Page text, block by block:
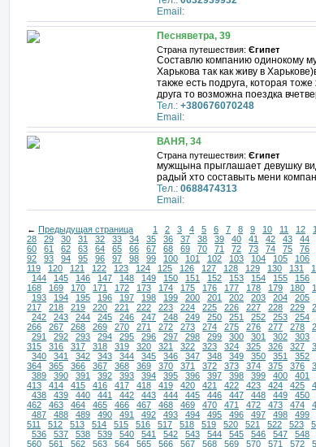
Email:
Песняветра, 39
Страна путешествия: Єгипет
Составлю компанию одинокому
Харькова так как живу в
также есть подруга, которая
друга то возможна поездка
Тел.: +380676070248
Email:
ВАНЯ, 34
Страна путешествия: Єгипет
мужщына прыглашает девушку
радый хто составыть мени
Тел.: 0688474313
Email:
← Предыдущая страница 1 2 3 4 5 6 7 8 9 10 11 12
28
29 30 31 32 33 34 35 36 37 38 39 40 41 42 43 44
60
61 62 63 64 65 66 67 68 69 70 71 72 73 74 75 76
92
93 94 95 96 97 98 99 100 101 102 103 104 105 106
119
120 121 122 123 124 125 126 127 128 129 130 131
144
145 146 147 148 149 150 151 152 153 154 155 156
168
169 170 171 172 173 174 175 176 177 178 179 180
193
194 195 196 197 198 199 200 201 202 203 204 205
217
218 219 220 221 222 223 224 225 226 227 228 229
242
243 244 245 246 247 248 249 250 251 252 253 254
266
267 268 269 270 271 272 273 274 275 276 277 278
291
292 293 294 295 296 297 298 299 300 301 302 303
315
316 317 318 319 320 321 322 323 324 325 326 327
340
341 342 343 344 345 346 347 348 349 350 351 352
364
365 366 367 368 369 370 371 372 373 374 375 376
389
390 391 392 393 394 395 396 397 398 399 400 401
413
414 415 416 417 418 419 420 421 422 423 424 425
438
439 440 441 442 443 444 445 446 447 448 449 450
462
463 464 465 466 467 468 469 470 471 472 473 474
487
488 489 490 491 492 493 494 495 496 497 498 499
511
512 513 514 515 516 517 518 519 520 521 522 523
536
537 538 539 540 541 542 543 544 545 546 547 548
560
561 562 563 564 565 566 567 568 569 570 571 572